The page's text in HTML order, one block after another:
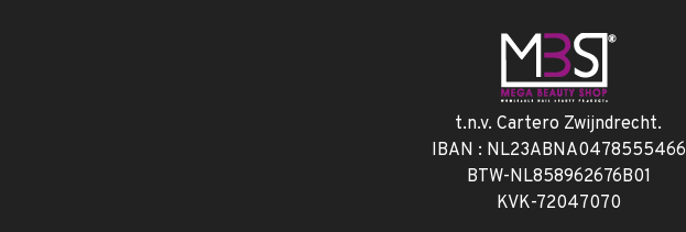
t.n.v. Cartero Zwijndrecht.
IBAN : NL23ABNA0478555466
BTW-NL858962676B01
KVK-72047070